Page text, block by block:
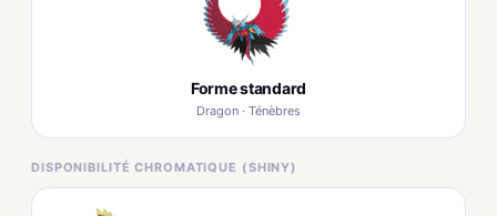
Forme standard
Dragon · Ténèbres
DISPONIBILITÉ CHROMATIQUE (SHINY)